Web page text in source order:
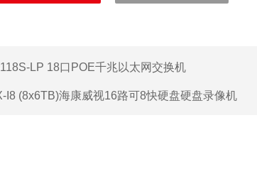
LP 18口POE千兆以太网交换机
I8 (8x6TB)海康威视16路可8快硬盘硬盘录像机